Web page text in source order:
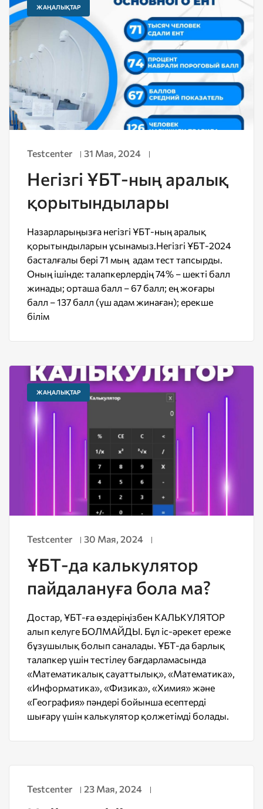
ЖАҢАЛЫҚТАР
Testcenter 31 Мая, 2024
Негізгі ҰБТ-ның аралық
қорытындылары
Назарларыңызға негізгі ҰБТ-ның аралық
қорытындыларын ұсынамыз.Негізгі ҰБТ-2024
басталғалы бері 71 мың адам тест тапсырды.
Оның ішінде: талапкерлердің 74% – шекті балл
жинады; орташа балл – 67 балл; ең жоғары
балл – 137 балл (үш адам жинаған); ерекше
білім
ЖАҢАЛЫҚТАР
Testcenter 30 Мая, 2024
ҰБТ-да калькулятор
пайдалануға бола ма?
Достар, ҰБТ-ға өздеріңізбен КАЛЬКУЛЯТОР
алып келуге БОЛМАЙДЫ. Бұл іс-әрекет ереже
бұзушылық болып саналады. ҰБТ-да барлық
талапкер үшін тестілеу бағдарламасында
«Математикалық сауаттылық», «Математика»,
«Информатика», «Физика», «Химия» және
«География» пәндері бойынша есептерді
шығару үшін калькулятор қолжетімді болады.
Testcenter 23 Мая, 2024